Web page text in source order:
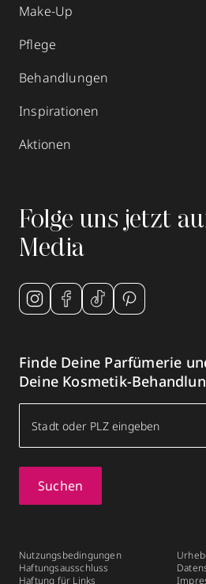
Make-Up
Pflege
Behandlungen
Inspirationen
Aktionen
Folge uns jetzt
Media
Finde Deine Parfümerie
Deine Kosmetik-
Suchen
Nutzungsbedingungen
Haftungsausschluss
Haftung für Links